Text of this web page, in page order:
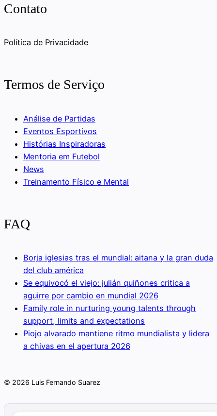
Contato
Política de Privacidade
Termos de Serviço
Análise de Partidas
Eventos Esportivos
Histórias Inspiradoras
Mentoria em Futebol
News
Treinamento Físico e Mental
FAQ
Borja iglesias tras el mundial: aitana y la gran duda
del club américa
Se equivocó el viejo: julián quiñones critica a
aguirre por cambio en mundial 2026
Family role in nurturing young talents through
support, limits and expectations
Piojo alvarado mantiene ritmo mundialista y lidera
a chivas en el apertura 2026
© 2026 Luis Fernando Suarez